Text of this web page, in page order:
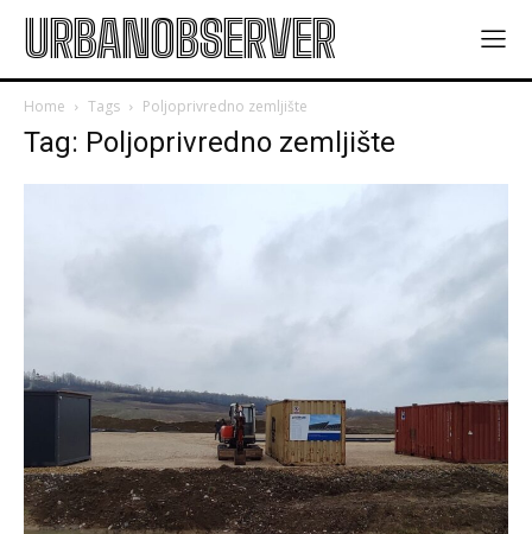
URBANOBSERVER
Home Tags Poljoprivredno zemljište
Tag: Poljoprivredno zemljište